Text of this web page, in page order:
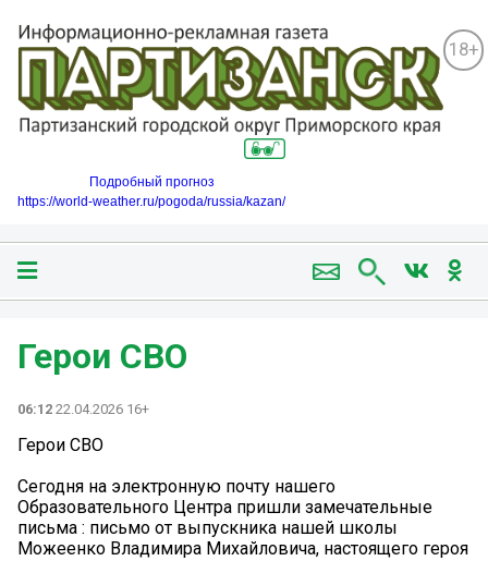
18+
Подробный прогноз
https://world-weather.ru/pogoda/russia/kazan/
Герои СВО
06:12 22.04.2026 16+
Герои СВО
Сегодня на электронную почту нашего
Образовательного Центра пришли замечательные
письма ️: письмо от выпускника нашей школы
Можеенко Владимира Михайловича, настоящего героя